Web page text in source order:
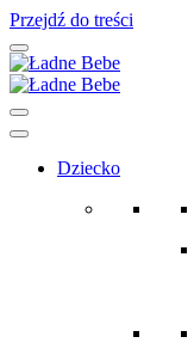
Przejdź do treści
Main
Navigation
Dziecko